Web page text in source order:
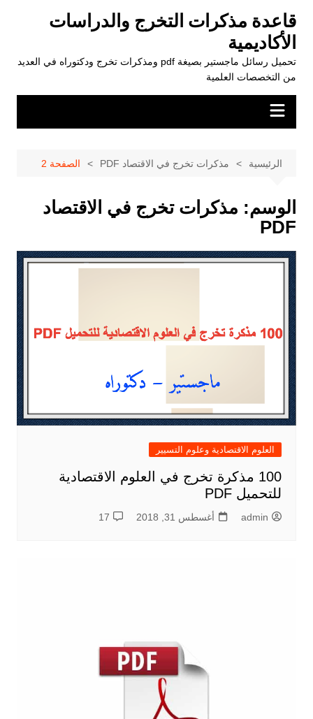
المحتوى
قاعدة مذكرات التخرج والدراسات
الأكاديمية
تحميل رسائل ماجستير بصيغة pdf ومذكرات تخرج ودكتوراه في العديد
من التخصصات العلمية
الرئيسية مذكرات تخرج في الاقتصاد PDF الصفحة 2
الوسم: مذكرات تخرج في الاقتصاد
PDF
العلوم الاقتصادية وعلوم التسيير
100 مذكرة تخرج في العلوم الاقتصادية
للتحميل PDF
admin أغسطس 31, 2018 17